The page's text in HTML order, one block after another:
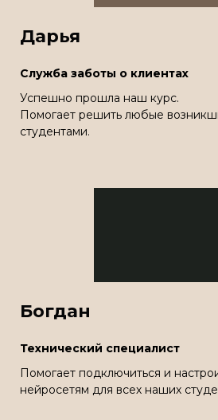
Дарья
Служба заботы о клиентах
Успешно прошла наш курс.
Помогает решить любые
студентами.
Богдан
Технический специалист
Помогает подключиться и
нейросетям для всех наших